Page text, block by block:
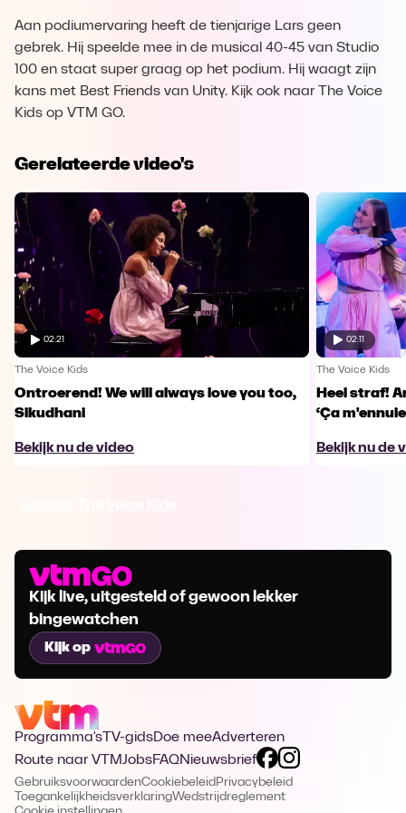
Aan podiumervaring heeft de tienjarige Lars geen
gebrek. Hij speelde mee in de musical 40-45 van Studio
100 en staat super graag op het podium. Hij waagt zijn
kans met Best Friends van Unity. Kijk ook naar The Voice
Kids op VTM GO.
Gerelateerde video's
02:21
The Voice Kids
Ontroerend! We will always love you too,
Sikudhani
Bekijk nu de video
02:11
The Voice Kids
Heel straf!
‘Ça
Bekijk nu de
Kijk live, uitgesteld of gewoon lekker
bingewatchen
Kijk op
Programma's TV-gidsDoe meeAdverteren
Route naar VTMJobsFAQNieuwsbrief
GebruiksvoorwaardenCookiebeleid Privacybeleid
ToegankelijkheidsverklaringWedstrijdreglement